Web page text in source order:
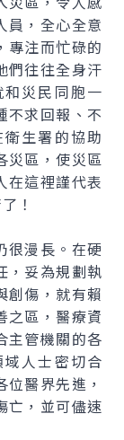
員，全心全意
專注而忙碌的
們往往全身汗
災民同胞一
不求回報、不
生署的協助
災區，使災區
在這裡謹代表
！
漫長。在硬
，妥為規劃執
創傷，就有賴
之區，醫療資
主管機關的各
人士密切合
醫界先進，
亡，並可儘速